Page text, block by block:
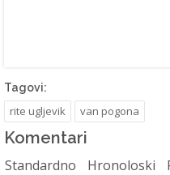
Tagovi:
rite ugljevik van pogona
Komentari
Standardno Hronoloski